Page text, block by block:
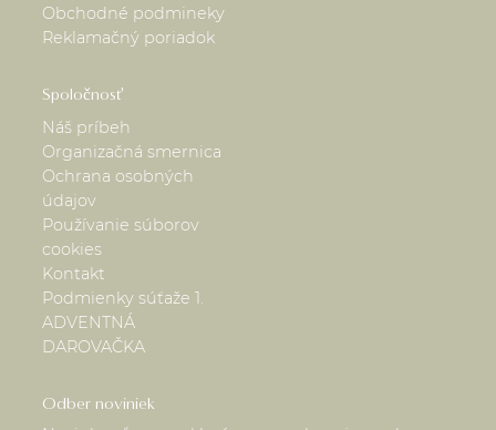
Obchodné podmineky
Reklamačný poriadok
Spoločnosť
Náš príbeh
Organizačná smernica
Ochrana osobných
údajov
Používanie súborov
cookies
Kontakt
Podmienky súťaže 1.
ADVENTNÁ
DAROVAČKA
Odber noviniek